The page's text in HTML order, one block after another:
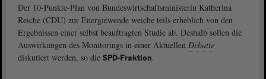
Der 10-Punkte-Plan von Bundeswirtschaftsministerin Katherina
Reiche (CDU) zur Energiewende weiche teils erheblich von den
Ergebnissen einer selbst beauftragten Studie ab. Deshalb sollen die
Auswirkungen des Monitorings in einer Aktuellen Debatte
diskutiert werden, so die SPD-Fraktion.